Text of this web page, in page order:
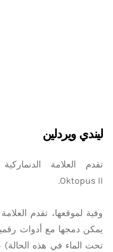
ليندي ويردلين
تقدم العلامة
Oktopus II.
وفية لموقعها، تقدم
يمكن دمجها مع أدوات
تحت الماء في هذه الحالة)